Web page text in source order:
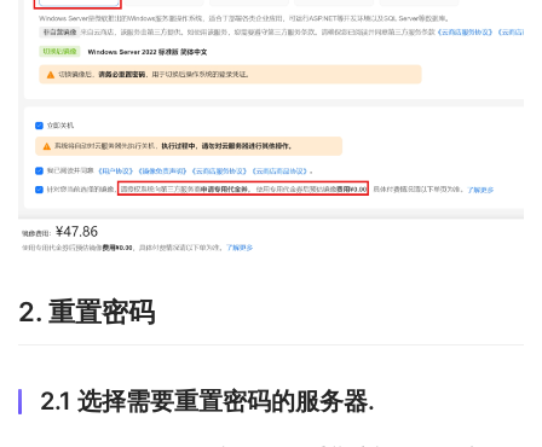
2. 重置密码
2.1 选择需要重置密码的服务器.